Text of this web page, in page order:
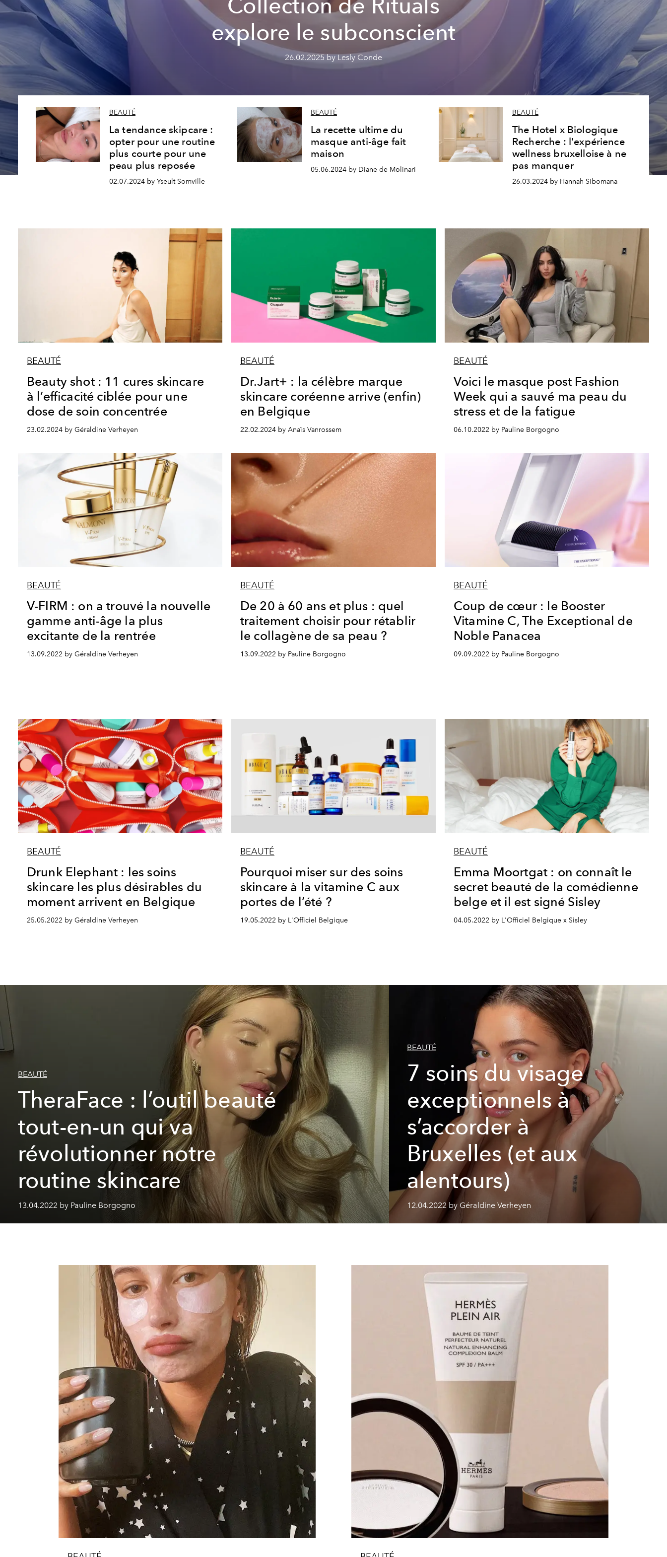
Collection de Rituals
explore le subconscient
26.02.2025 by Lesly Conde
BEAUTÉ
La tendance skipcare :
opter pour une routine
plus courte pour une
peau plus reposée
02.07.2024 by Yseult Somville
BEAUTÉ
La recette ultime du
masque anti-âge fait
maison
05.06.2024 by Diane de Molinari
BEAUTÉ
The Hotel x Biologique
Recherche : l'expérience
wellness bruxelloise à ne
pas manquer
26.03.2024 by Hannah Sibomana
BEAUTÉ
Beauty shot : 11 cures skincare
à l’efficacité ciblée pour une
dose de soin concentrée
23.02.2024 by Géraldine Verheyen
BEAUTÉ
Dr.Jart+ : la célèbre marque
skincare coréenne arrive (enfin)
en Belgique
22.02.2024 by Anaïs Vanrossem
BEAUTÉ
Voici le masque post Fashion
Week qui a sauvé ma peau du
stress et de la fatigue
06.10.2022 by Pauline Borgogno
BEAUTÉ
V-FIRM : on a trouvé la nouvelle
gamme anti-âge la plus
excitante de la rentrée
13.09.2022 by Géraldine Verheyen
BEAUTÉ
De 20 à 60 ans et plus : quel
traitement choisir pour rétablir
le collagène de sa peau ?
13.09.2022 by Pauline Borgogno
BEAUTÉ
Coup de cœur : le Booster
Vitamine C, The Exceptional de
Noble Panacea
09.09.2022 by Pauline Borgogno
BEAUTÉ
Drunk Elephant : les soins
skincare les plus désirables du
moment arrivent en Belgique
25.05.2022 by Géraldine Verheyen
BEAUTÉ
Pourquoi miser sur des soins
skincare à la vitamine C aux
portes de l’été ?
19.05.2022 by L'Officiel Belgique
BEAUTÉ
Emma Moortgat : on connaît le
secret beauté de la comédienne
belge et il est signé Sisley
04.05.2022 by L'Officiel Belgique x Sisley
BEAUTÉ
TheraFace : l’outil beauté
tout-en-un qui va
révolutionner notre
routine skincare
13.04.2022 by Pauline Borgogno
BEAUTÉ
7 soins du visage
exceptionnels à
s’accorder à
Bruxelles (et aux
alentours)
12.04.2022 by Géraldine Verheyen